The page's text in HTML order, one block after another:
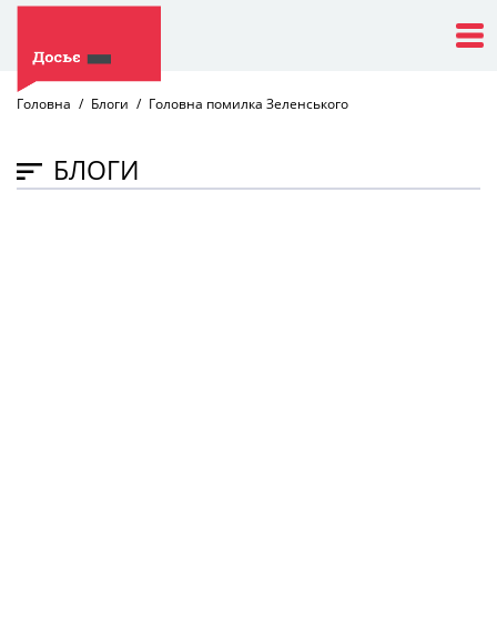
Головна Блоги Головна помилка Зеленського
БЛОГИ